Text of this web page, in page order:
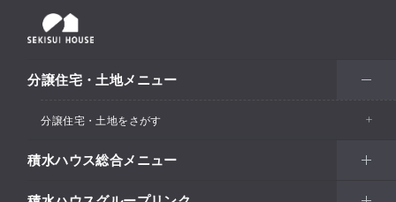
分譲住宅・土地メニュー
分譲住宅・土地をさがす
エリアからさがす
積水ハウス総合メニュー